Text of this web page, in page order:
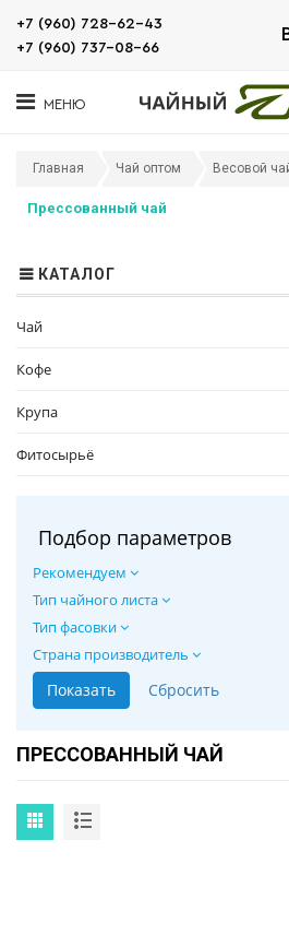
+7 (960) 728-62-43
+7 (960) 737-08-66
МЕНЮ
Главная Чай оптом Весовой
Прессованный чай
КАТАЛОГ
Чай
Кофе
Крупа
Фитосырьё
Подбор параметров
Рекомендуем
Тип чайного листа
Тип фасовки
Страна производитель
ПРЕССОВАННЫЙ ЧАЙ